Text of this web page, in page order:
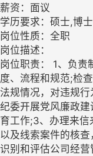
薪资：面议
学历要求：硕士,博士
岗位性质：全职
岗位描述：
岗位职责： 1、负责
度、流程和规范;检
法规情况，对违规行
纪委开展党风廉政
育工作;3、办理来信
以及线索案件的核查
识别和评估公司经